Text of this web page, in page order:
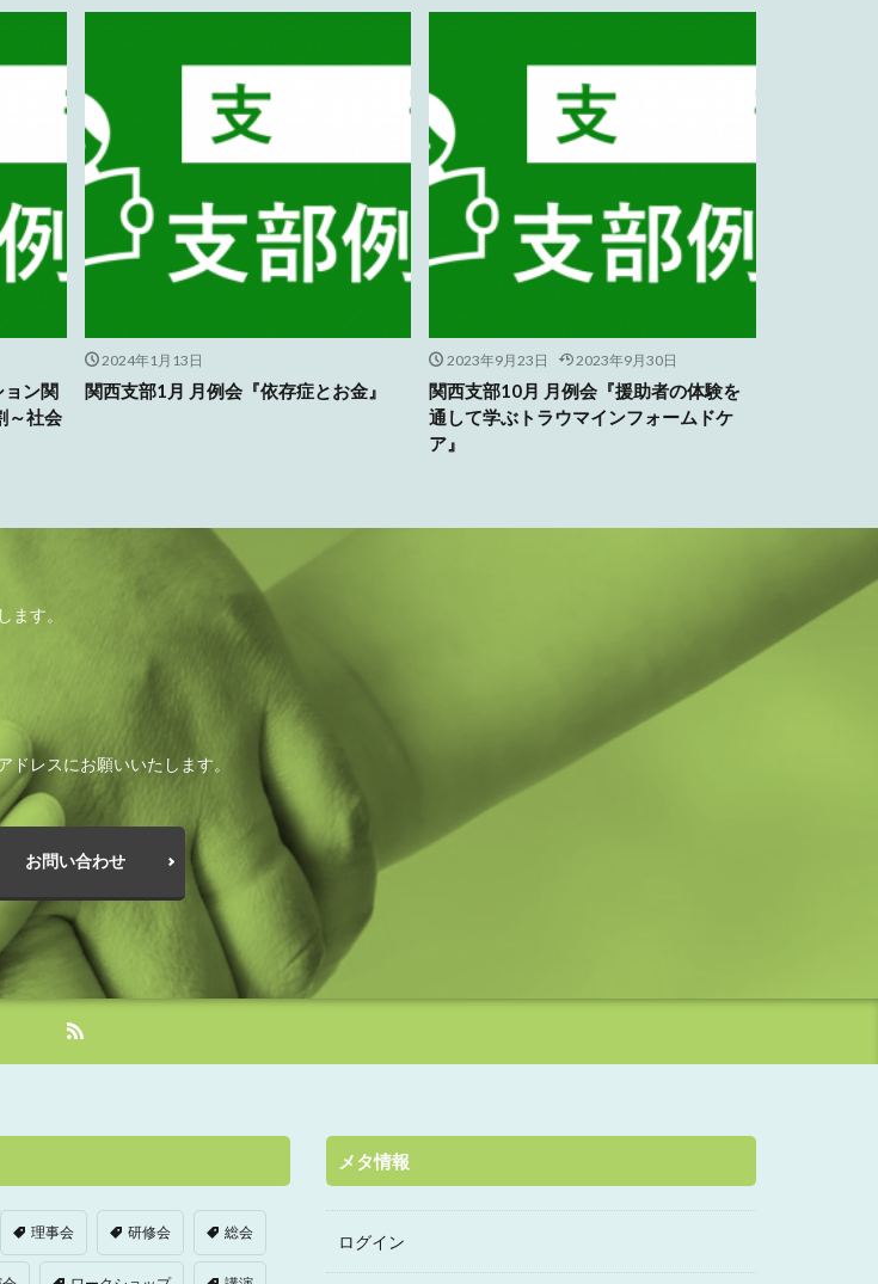
ン関
～社会
2024年1月13日
関西支部1月 月例会『依存症とお金』
2023年9月23日 2023年9月30日
関西支部10月 月例会『援助者の体験を
通して学ぶトラウマインフォームドケ
ア』
す。
レスにお願いいたします。
お問い合わせ
理事会 研修会 総会
メタ情報
ログイン